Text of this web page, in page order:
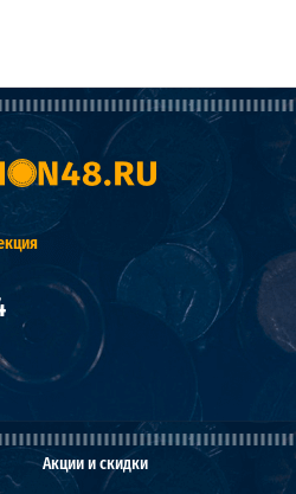
Акции и скидки